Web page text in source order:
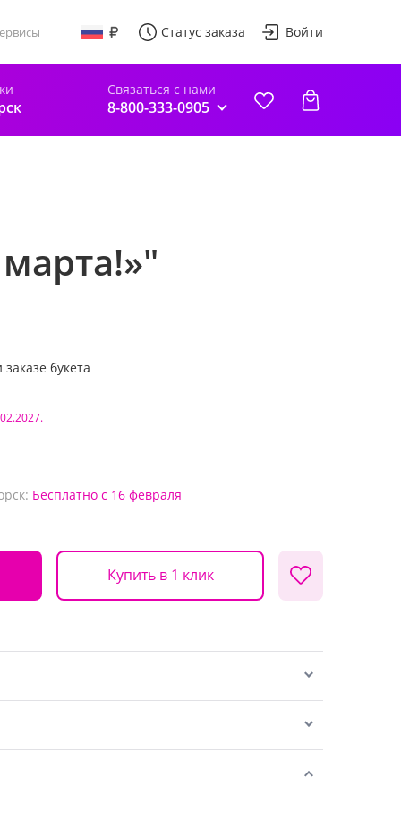
Статус заказа Войти
Связаться с нами
8-800-333-0905
букета
Бесплатно с 16 февраля
Купить в 1 клик